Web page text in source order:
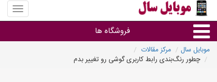
منوی
سایت
سال
فروشگاه ها
موبایل و تبلت
موبایل سال
مرکز مقالات
چطور رنگ‌بندی رابط کاربری گوشی رو تغییر بدم